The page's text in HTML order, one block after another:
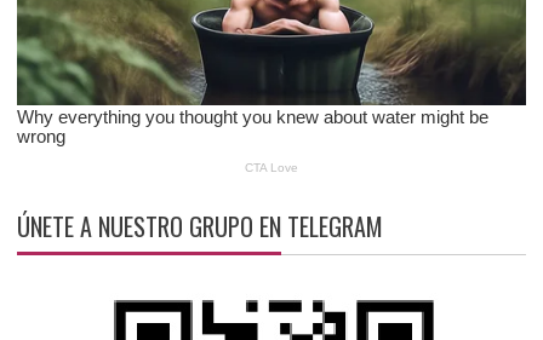
ÚNETE A NUESTRO GRUPO EN TELEGRAM